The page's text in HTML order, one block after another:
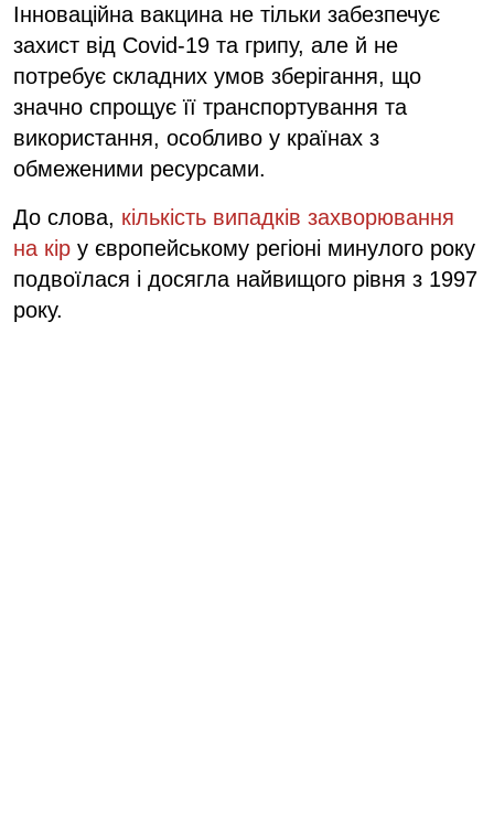
Інноваційна вакцина не тільки забезпечує
захист від Covid-19 та грипу, але й не
потребує складних умов зберігання, що
значно спрощує її транспортування та
використання, особливо у країнах з
обмеженими ресурсами.
До слова, кількість випадків захворювання
на кір у європейському регіоні минулого року
подвоїлася і досягла найвищого рівня з 1997
року.